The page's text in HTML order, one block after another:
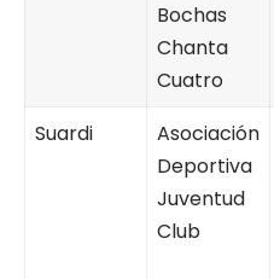
Bochas
Chanta
Cuatro
Suardi
Asociación
Deportiva
Juventud
Club